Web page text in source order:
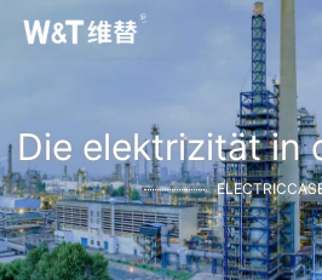
Die elektrizität in